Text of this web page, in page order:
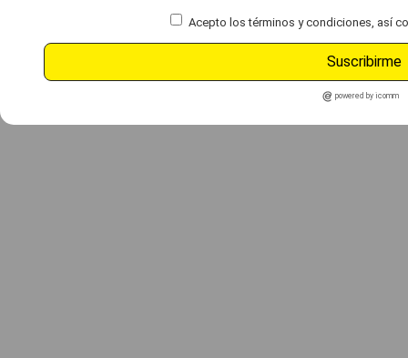
Acepto los términos y condiciones, así
Suscribirme
powered by icomm